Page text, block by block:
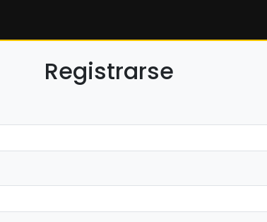
Registrarse